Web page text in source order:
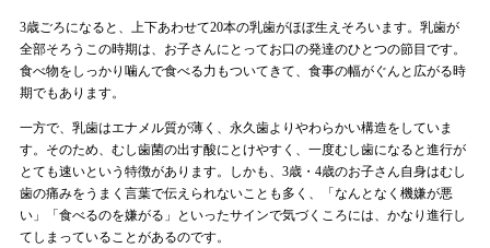
3歳ごろになると、上下あわせて20本の乳歯がほぼ生えそろいます。乳歯が
全部そろうこの時期は、お子さんにとってお口の発達のひとつの節目です。
食べ物をしっかり噛んで食べる力もついてきて、食事の幅がぐんと広がる時
期でもあります。
一方で、乳歯はエナメル質が薄く、永久歯よりやわらかい構造をしていま
す。そのため、むし歯菌の出す酸にとけやすく、一度むし歯になると進行が
とても速いという特徴があります。しかも、3歳・4歳のお子さん自身はむし
歯の痛みをうまく言葉で伝えられないことも多く、「なんとなく機嫌が悪
い」「食べるのを嫌がる」といったサインで気づくころには、かなり進行し
てしまっていることがあるのです。